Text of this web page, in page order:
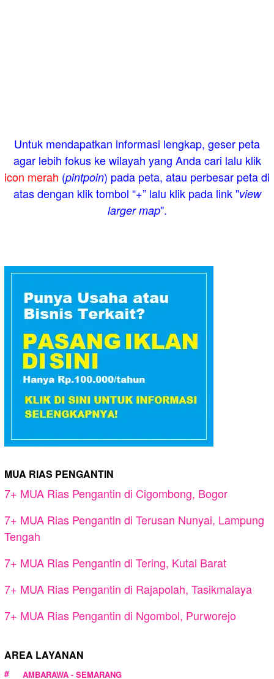
Untuk mendapatkan informasi lengkap, geser peta
agar lebih fokus ke wilayah yang Anda cari lalu klik
icon merah (pintpoin) pada peta, atau perbesar peta di
atas dengan klik tombol “+” lalu klik pada link "view
larger map".
MUA RIAS PENGANTIN
7+ MUA Rias Pengantin di Cigombong, Bogor
7+ MUA Rias Pengantin di Terusan Nunyai, Lampung
Tengah
7+ MUA Rias Pengantin di Tering, Kutai Barat
7+ MUA Rias Pengantin di Rajapolah, Tasikmalaya
7+ MUA Rias Pengantin di Ngombol, Purworejo
AREA LAYANAN
AMBARAWA - SEMARANG